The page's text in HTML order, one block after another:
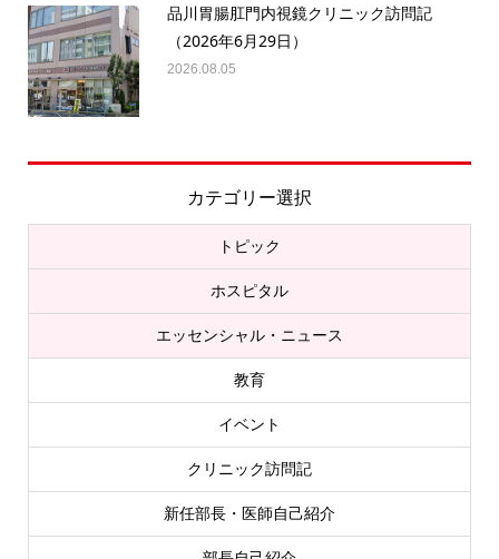
品川胃腸肛門内視鏡クリニック訪問記
（2026年6月29日）
2026.08.05
カテゴリー選択
トピック
ホスピタル
エッセンシャル・ニュース
教育
イベント
クリニック訪問記
新任部長・医師自己紹介